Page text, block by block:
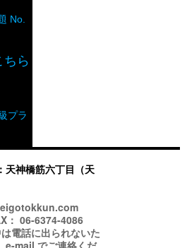
No.
ちら
プラ
天神橋筋六丁目（天
： 06-6374-4086
電話に出られないた